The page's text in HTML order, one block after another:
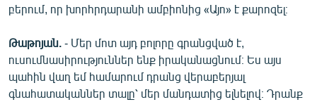
բերում, որ խորհրդարանի ամբիոնից «Այո» է քարոզել։
Թաթոյան. - Մեր մոտ այդ բոլորը գրանցված է,
ուսումնասիրություններ ենք իրականացնում։ Ես այս
պահին վաղ եմ համարում դրանց վերաբերյալ
գնահատականներ տալը՝ մեր մանդատից ելնելով։ Դրանք